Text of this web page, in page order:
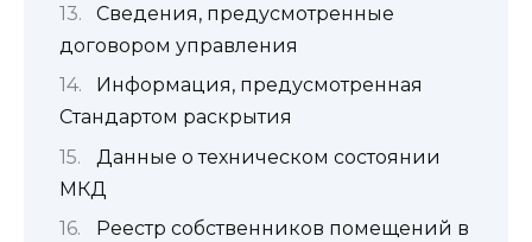
Сведения, предусмотренные
договором управления
Информация, предусмотренная
Стандартом раскрытия
Данные о техническом состоянии
МКД
Реестр собственников помещений в